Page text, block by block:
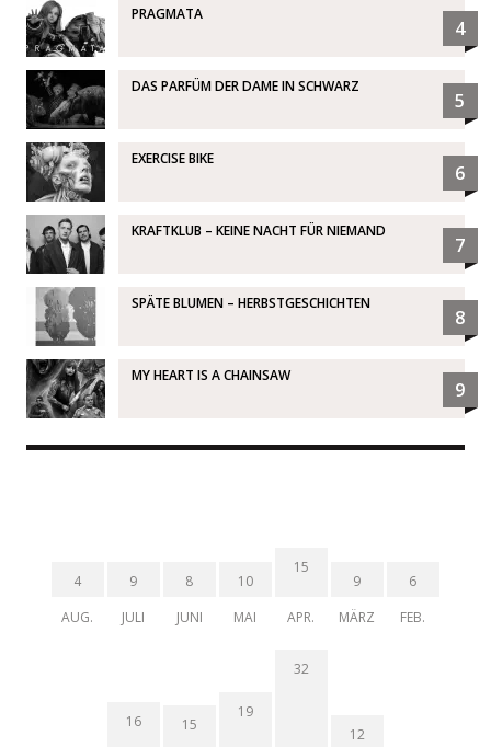
PRAGMATA
4
DAS PARFÜM DER DAME IN SCHWARZ
5
EXERCISE BIKE
6
KRAFTKLUB – KEINE NACHT FÜR NIEMAND
7
SPÄTE BLUMEN – HERBSTGESCHICHTEN
8
MY HEART IS A CHAINSAW
9
4
AUG.
9
JULI
8
JUNI
10
MAI
15
APR.
9
MÄRZ
6
FEB.
16 15
19
32
12